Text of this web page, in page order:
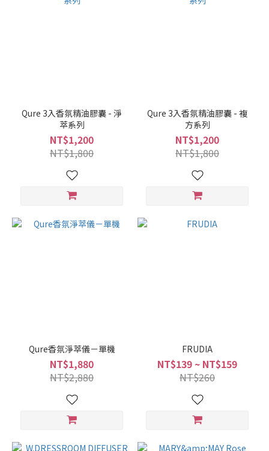
Qure 3入香氛精油膠囊 - 淨
萃系列
NT$1,200
NT$1,800
Qure 3入香氛精油膠囊 - 複
方系列
NT$1,200
NT$1,800
Qure香氛淨萃儀－單機
NT$1,880
NT$2,880
FRUDIA
NT$139 ~ NT$159
NT$260